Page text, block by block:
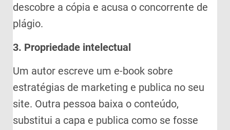
descobre a cópia e acusa o concorrente de
plágio.
3. Propriedade intelectual
Um autor escreve um e-book sobre
estratégias de marketing e publica no seu
site. Outra pessoa baixa o conteúdo,
substitui a capa e publica como se fosse